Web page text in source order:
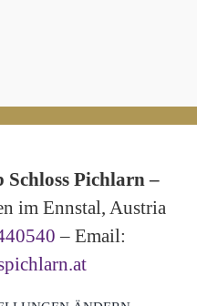
Pichlarn –
im Ennstal, Austria
– Email: